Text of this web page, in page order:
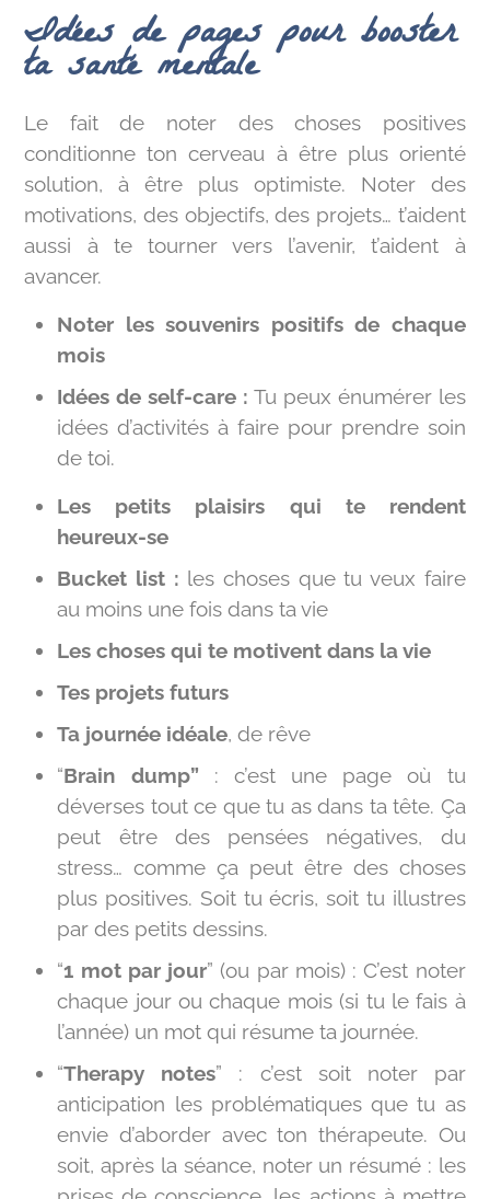
Idées de pages pour booster
ta santé mentale
Le fait de noter des choses positives
conditionne ton cerveau à être plus orienté
solution, à être plus optimiste. Noter des
motivations, des objectifs, des projets… t’aident
aussi à te tourner vers l’avenir, t’aident à
avancer.
Noter les souvenirs positifs de chaque
mois
Idées de self-care :Tu peux énumérer les
idées d’activités à faire pour prendre soin
de toi.
Les petits plaisirs qui te rendent
heureux-se
Bucket list : les choses que tu veux faire
au moins une fois dans ta vie
Les choses qui te motivent dans la vie
Tes projets futurs
Ta journée idéale, de rêve
“Brain dump” : c’est une page où tu
déverses tout ce que tu as dans ta tête. Ça
peut être des pensées négatives, du
stress… comme ça peut être des choses
plus positives. Soit tu écris, soit tu illustres
par des petits dessins.
“1 mot par jour” (ou par mois) : C’est noter
chaque jour ou chaque mois (si tu le fais à
l’année) un mot qui résume ta journée.
“Therapy notes” : c’est soit noter par
anticipation les problématiques que tu as
envie d’aborder avec ton thérapeute. Ou
soit, après la séance, noter un résumé : les